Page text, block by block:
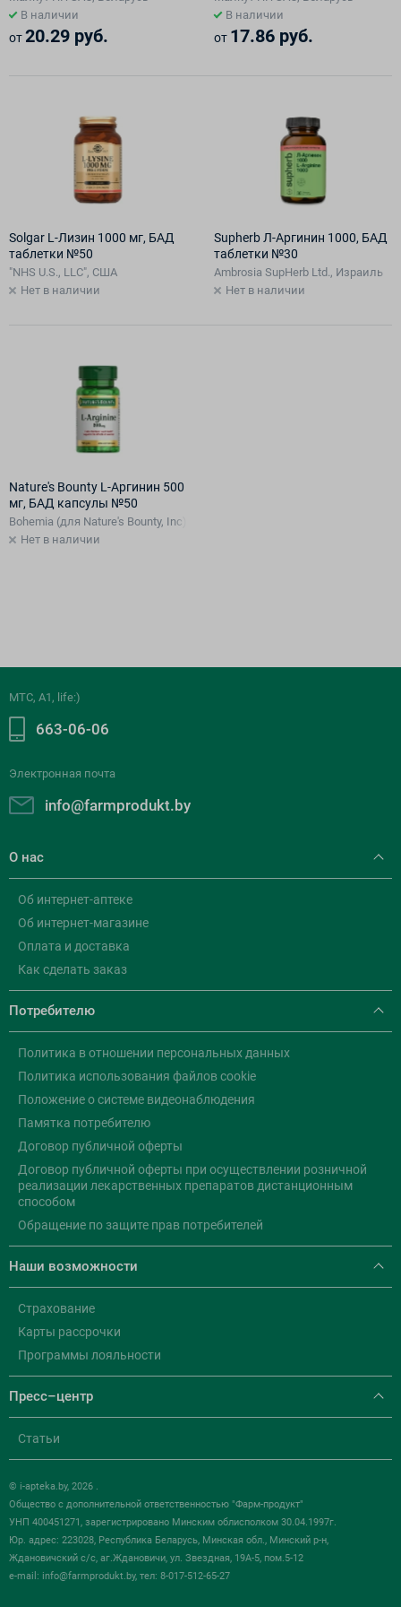
В наличии
от20.29 руб.
В наличии
от 17.86 руб.
Solgar L-Лизин 1000 мг, БАД
таблетки №50
"NHS U.S., LLC", США
Нет в наличии
Supherb Л-Аргинин 1000, БАД
таблетки №30
Ambrosia SupHerb Ltd., Израиль
Нет в наличии
Nature's Bounty L-Аргинин 500
мг, БАД капсулы №50
Bohemia (для Nature's Bounty, Inc), США
Нет в наличии
МТС, A1, life:)
663-06-06
Электронная почта
info@farmprodukt.by
О нас
Об интернет-аптеке
Об интернет-магазине
Оплата и доставка
Как сделать заказ
Потребителю
Политика в отношении персональных данных
Политика использования файлов cookie
Положение о системе видеонаблюдения
Памятка потребителю
Договор публичной оферты
Договор публичной оферты при осуществлении розничной
реализации лекарственных препаратов дистанционным
способом
Обращение по защите прав потребителей
Наши возможности
Страхование
Карты рассрочки
Программы лояльности
Пресс–центр
Статьи
© i-apteka.by, 2026 .
Общество с дополнительной ответственностью "Фарм-продукт"
УНП 400451271, зарегистрировано Минским облисполком 30.04.1997г.
Юр. адрес: 223028, Республика Беларусь, Минская обл., Минский р-н,
Ждановичский с/с, аг.Ждановичи, ул. Звездная, 19А-5, пом.5-12
e-mail: info@farmprodukt.by, тел: 8-017-512-65-27